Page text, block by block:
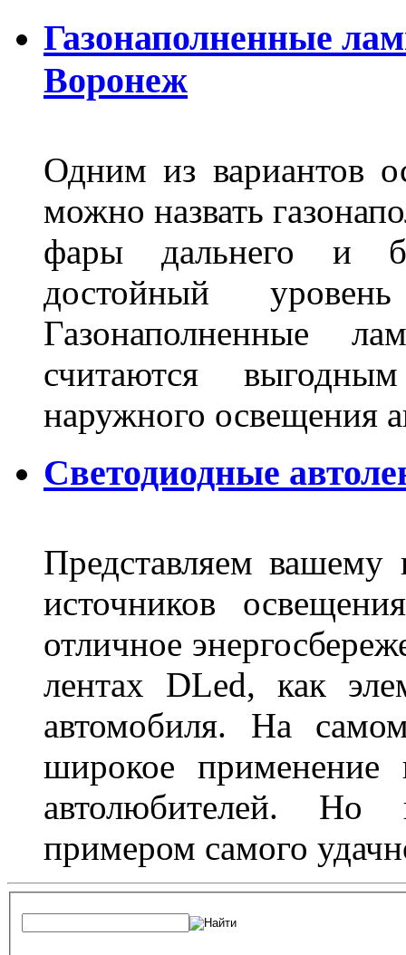
Газонаполненные
Воронеж
Одним из вариантов
можно назвать
фары дальнего и
достойный
Газонаполненные
считаются
наружного освещения
Светодиодные
Представляем
источников
отличное
лентах DLed, как
автомобиля. На
широкое
автолюбителей. Но
примером самого